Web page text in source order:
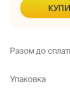
Разом до
Упаковка